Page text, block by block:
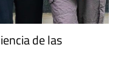
de las